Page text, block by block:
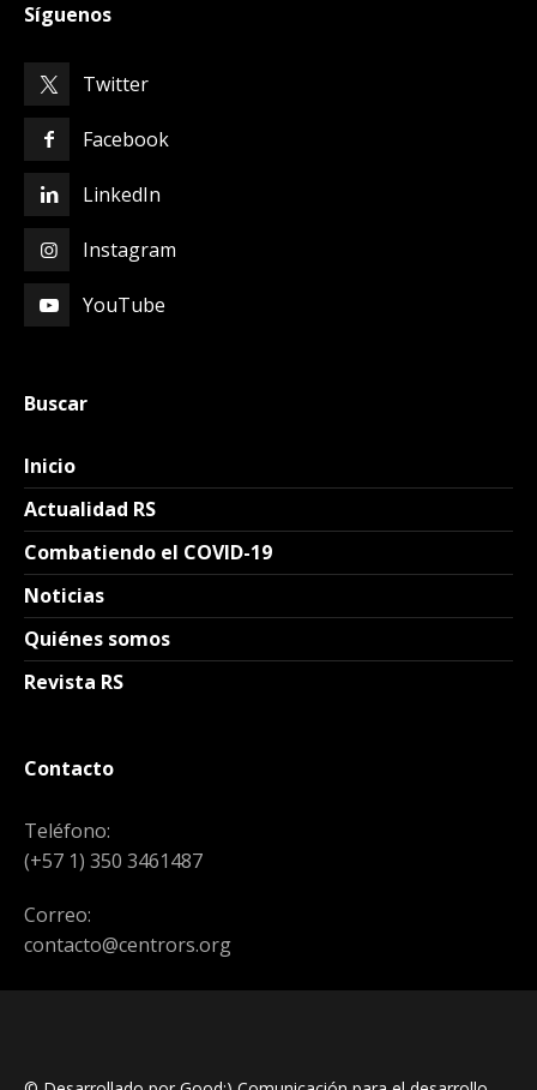
Síguenos
Twitter
Facebook
LinkedIn
Instagram
YouTube
Buscar
Inicio
Actualidad RS
Combatiendo el COVID-19
Noticias
Quiénes somos
Revista RS
Contacto
Teléfono:
(+57 1) 350 3461487
Correo:
contacto@centrors.org